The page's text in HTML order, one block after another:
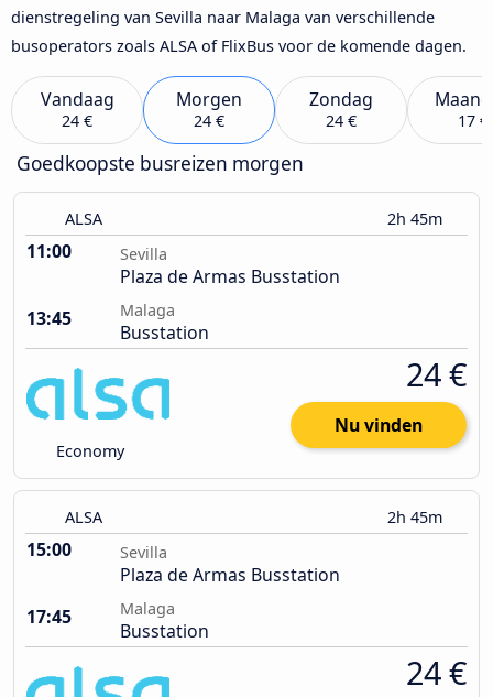
dienstregeling van Sevilla naar Malaga van verschillende
busoperators zoals ALSA of FlixBus voor de komende dagen.
Vandaag
24 €
Morgen
24 €
Zondag
24 € 17 €
Goedkoopste busreizen morgen
ALSA 2h 45m
11:00 Sevilla
Plaza de Armas Busstation
13:45
Malaga
Busstation
Economy
24 €
Nu vinden
ALSA 2h 45m
15:00 Sevilla
Plaza de Armas Busstation
17:45
Malaga
Busstation
24 €